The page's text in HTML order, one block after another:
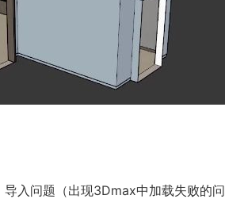
入问题（出现3Dmax中加载失败的问